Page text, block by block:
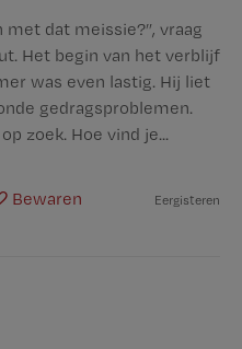
met dat meissie?”, vraag
Het begin van het verblijf
was even lastig. Hij liet
gedragsproblemen.
zoek. Hoe vind je...
Bewaren Eergisteren